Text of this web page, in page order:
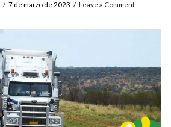
7 de marzo de 2023 Leave a Comment